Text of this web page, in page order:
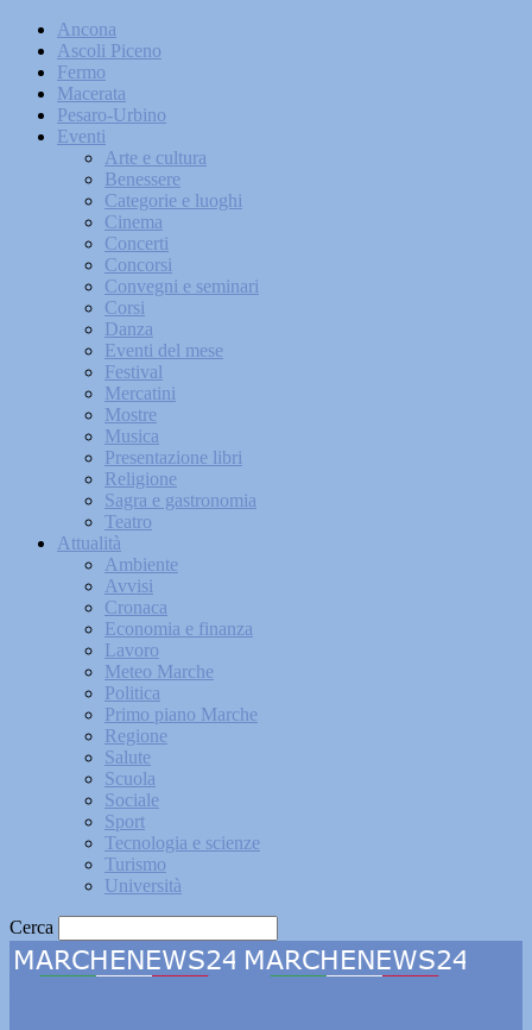
Ancona
Ascoli Piceno
Fermo
Macerata
Pesaro-Urbino
Eventi
Arte e cultura
Benessere
Categorie e luoghi
Cinema
Concerti
Concorsi
Convegni e seminari
Corsi
Danza
Eventi del mese
Festival
Mercatini
Mostre
Musica
Presentazione libri
Religione
Sagra e gastronomia
Teatro
Attualità
Ambiente
Avvisi
Cronaca
Economia e finanza
Lavoro
Meteo Marche
Politica
Primo piano Marche
Regione
Salute
Scuola
Sociale
Sport
Tecnologia e scienze
Turismo
Università
Cerca